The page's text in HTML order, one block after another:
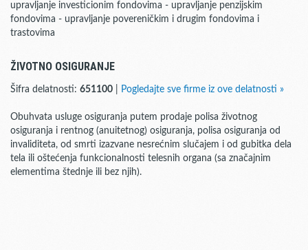
upravljanje investicionim fondovima - upravljanje penzijskim
fondovima - upravljanje povereničkim i drugim fondovima i
trastovima
ŽIVOTNO OSIGURANJE
Šifra delatnosti: 651100 Pogledajte sve firme iz ove delatnosti »
Obuhvata usluge osiguranja putem prodaje polisa životnog
osiguranja i rentnog (anuitetnog) osiguranja, polisa osiguranja od
invaliditeta, od smrti izazvane nesrećnim slučajem i od gubitka dela
tela ili oštećenja funkcionalnosti telesnih organa (sa značajnim
elementima štednje ili bez njih).